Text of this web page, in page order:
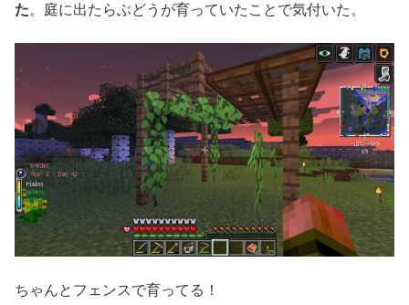
た。庭に出たらぶどうが育っていたことで気付いた。
ちゃんとフェンスで育ってる！